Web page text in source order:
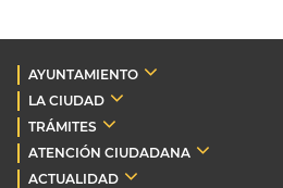
AYUNTAMIENTO
LA CIUDAD
TRÁMITES
ATENCIÓN CIUDADANA
ACTUALIDAD